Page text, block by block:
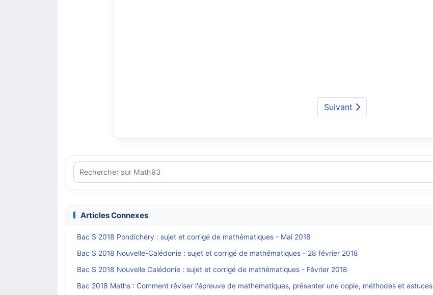
Suivant
Articles Connexes
Bac S 2018 Pondichéry : sujet et corrigé de mathématiques - Mai 2018
Bac S 2018 Nouvelle-Calédonie : sujet et corrigé de mathématiques - 28 février 2018
Bac S 2018 Nouvelle Calédonie : sujet et corrigé de mathématiques - Février 2018
Bac 2018 Maths : Comment réviser l'épreuve de mathématiques, présenter une copie, méthodes et astuces